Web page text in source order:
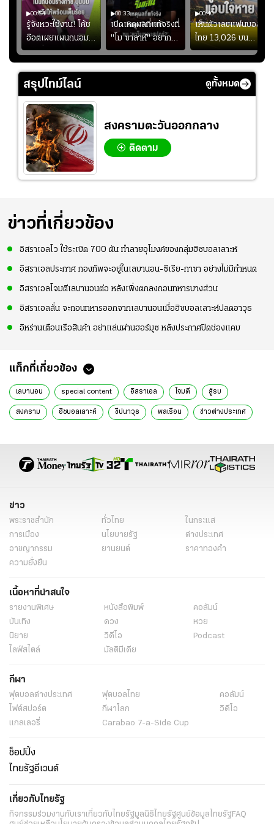
00:54
รู้จังหวะใช้งาน! โค้ช
อ๊อตเผยแผนถนอม
“บุ๋มบิ๋ม” เพื่อรักษา
ร่างกายให้พร้อมที่สุด
00:33
เปิดเหตุผลที่แท้จริงที่
"โม ซาลาห์" อยาก
ย้ายซบ "แทร็บซอนส
ปอร์"
00:40
เห็นตัวเลขแฟนบอล
ไทย 13,026 บน
สกอร์บอร์ดแล้วแอบ
ใจหาย น้อยกว่านัดที่
แล้วเจอมาเลเซียตั้ง
สรุปไทม์ไลน์ ดูทั้งหมด
สงครามตะวันออกกลาง
ติดตาม
ข่าวที่เกี่ยวข้อง
อิสราเอลโว ใช้ระเบิด 700 ตัน ทำลายอุโมงค์ของกลุ่มฮิซบอลเลาะห์
อิสราเอลประกาศ กองทัพจะอยู่ในเลบานอน-ซีเรีย-กาซา อย่างไม่มีกำหนด
อิสราเอลโจมตีเลบานอนต่อ หลังเพิ่งตกลงถอนทหารบางส่วน
อิสราเอลลั่น จะถอนทหารออกจากเลบานอนเมื่อฮิซบอลเลาะห์ปลดอาวุธ
อิหร่านเตือนเรือสินค้า อย่าแล่นผ่านฮอร์มุซ หลังประกาศปิดช่องแคบ
แท็กที่เกี่ยวข้อง
เลบานอน special content อิสราเอล โจมตี สู้รบ
สงคราม ฮิซบอลเลาะห์ ขีปนาวุธ พลเรือน ข่าวต่างประเทศ
ข่าวต่างประเทศไทยรัฐ ข่าวต่างประเทศ ไทยรัฐออนไลน์ ข่าววันนี้
ข่าว
พระราชสำนัก ทั่วไทย
ในกระแส
การเมือง
นโยบายรัฐ
ต่างประเทศ
อาชญากรรม
ยานยนต์
ราคาทองคำ
ความยั่งยืน
เนื้อหาที่น่าสนใจ
รายงานพิเศษ หนังสือพิมพ์
คอลัมน์
บันเทิง
ดวง
หวย
นิยาย
วิดีโอ
Podcast
ไลฟ์สไตล์
มัลติมีเดีย
กีฬา
ฟุตบอลต่่างประเทศ ฟุตบอลไทย
คอลัมน์
ไฟต์สปอร์ต
กีฬาโลก
วิดีโอ
แกลเลอรี่
Carabao 7-a-Side Cup
ช็อปปิ้ง
ไทยรัฐอีเวนต์
เกี่ยวกับไทยรัฐ
กิจกรรมร่วมงานกับเราเกี่ยวกับไทยรัฐมูลนิธิไทยรัฐศูนย์ข้อมูลไทยรัฐ FAQ